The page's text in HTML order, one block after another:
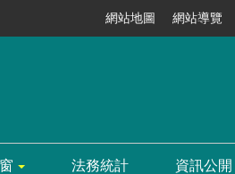
網站地圖 網站導覽
法務統計 資訊公開